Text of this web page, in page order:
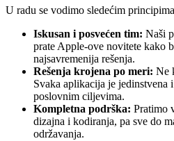
U radu se vodimo sledećim
Iskusan i posvećen tim: Naši
prate Apple-ove novitete kako
najsavremenija rešenja.
Rešenja krojena po meri: Ne
Svaka aplikacija je
poslovnim ciljevima.
Kompletna podrška: Pratimo
dizajna i kodiranja, pa sve do
održavanja.